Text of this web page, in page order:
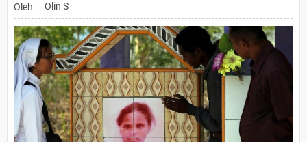
Oleh :
Olin S